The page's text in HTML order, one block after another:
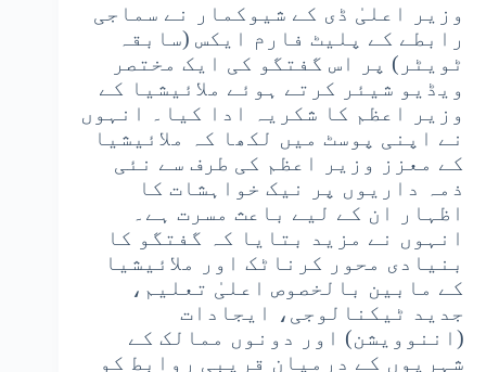
وزیر اعلیٰ ڈی کے شیوکمار نے سماجی
رابطے کے پلیٹ فارم ایکس (سابقہ
ٹویٹر) پر اس گفتگو کی ایک مختصر
ویڈیو شیئر کرتے ہوئے ملائیشیا کے
وزیر اعظم کا شکریہ ادا کیا۔ انہوں
نے اپنی پوسٹ میں لکھا کہ ملائیشیا
کے معزز وزیر اعظم کی طرف سے نئی
ذمہ داریوں پر نیک خواہشات کا
اظہار ان کے لیے باعث مسرت ہے۔
انہوں نے مزید بتایا کہ گفتگو کا
بنیادی محور کرناٹک اور ملائیشیا
کے مابین بالخصوص اعلیٰ تعلیم،
جدید ٹیکنالوجی، ایجادات
(اننوویشن) اور دونوں ممالک کے
شہریوں کے درمیان قریبی روابط کو